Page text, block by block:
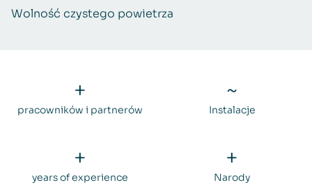
Wolność czystego powietrza
+
pracowników i partnerów
~
Instalacje
+
years of experience
+
Narody